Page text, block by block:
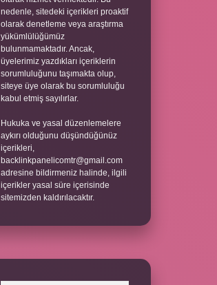
nedenle, sitedeki içerikleri proaktif
olarak denetleme veya araştırma
yükümlülüğümüz
bulunmamaktadır. Ancak,
üyelerimiz yazdıkları içeriklerin
sorumluluğunu taşımakta olup,
siteye üye olarak bu sorumluluğu
kabul etmiş sayılırlar.
Hukuka ve yasal düzenlemelere
aykırı olduğunu düşündüğünüz
içerikleri,
backlinkpanelicomtr@gmail.com
adresine bildirmeniz halinde, ilgili
içerikler yasal süre içerisinde
sitemizden kaldırılacaktır.